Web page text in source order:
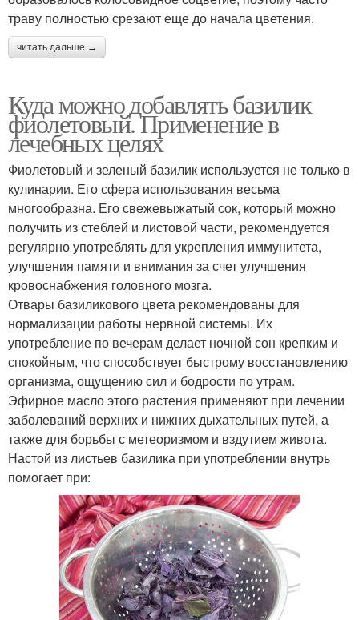
траву полностью срезают еще до начала цветения.
читать дальше →
Куда можно добавлять базилик
фиолетовый. Применение в
лечебных целях
Фиолетовый и зеленый базилик используется не только в
кулинарии. Его сфера использования весьма
многообразна. Его свежевыжатый сок, который можно
получить из стеблей и листовой части, рекомендуется
регулярно употреблять для укрепления иммунитета,
улучшения памяти и внимания за счет улучшения
кровоснабжения головного мозга.
Отвары базиликового цвета рекомендованы для
нормализации работы нервной системы. Их
употребление по вечерам делает ночной сон крепким и
спокойным, что способствует быстрому восстановлению
организма, ощущению сил и бодрости по утрам.
Эфирное масло этого растения применяют при лечении
заболеваний верхних и нижних дыхательных путей, а
также для борьбы с метеоризмом и вздутием живота.
Настой из листьев базилика при употреблении внутрь
помогает при: